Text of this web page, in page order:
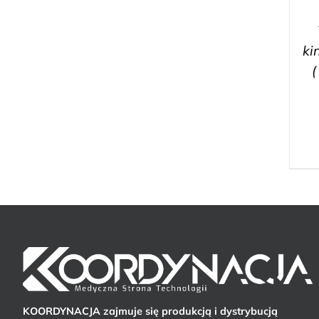
KOORDYNACJA zajmuje się produkcją i dystrybucją